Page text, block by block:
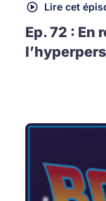
Lire cet
Ep. 72 : En